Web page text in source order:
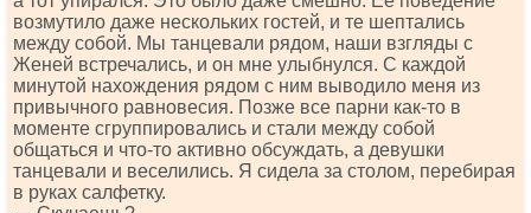
возмутило даже нескольких гостей, и те шептались
между собой. Мы танцевали рядом, наши взгляды с
Женей встречались, и он мне улыбнулся. С каждой
минутой нахождения рядом с ним выводило меня из
привычного равновесия. Позже все парни как-то в
моменте сгруппировались и стали между собой
общаться и что-то активно обсуждать, а девушки
танцевали и веселились. Я сидела за столом, перебирая
в руках салфетку.